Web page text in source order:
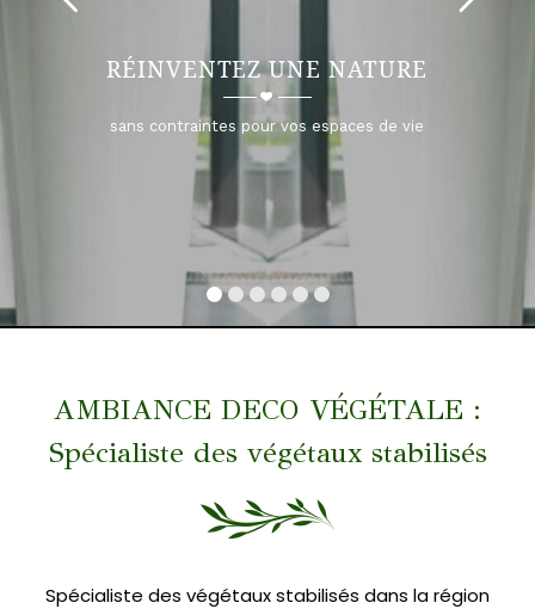
RÉINVENTEZ UNE NATURE
AMBIANCE DECO VÉGÉTALE :
Spécialiste des végétaux stabilisés
Spécialiste des végétaux stabilisés dans la région